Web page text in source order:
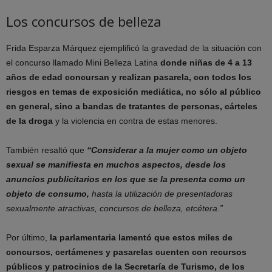
Los concursos de belleza
Frida Esparza Márquez ejemplificó la gravedad de la situación con
el concurso llamado Mini Belleza Latina donde niñas de 4 a 13
años de edad concursan y realizan pasarela, con todos los
riesgos en temas de exposición mediática, no sólo al público
en general, sino a bandas de tratantes de personas, cárteles
de la droga y la violencia en contra de estas menores.
También resaltó que “Considerar a la mujer como un objeto
sexual se manifiesta en muchos aspectos, desde los
anuncios publicitarios en los que se la presenta como un
objeto de consumo, hasta la utilización de presentadoras
sexualmente atractivas, concursos de belleza, etcétera.”
Por último, la parlamentaria lamentó que estos miles de
concursos, certámenes y pasarelas cuenten con recursos
públicos y patrocinios de la Secretaría de Turismo, de los